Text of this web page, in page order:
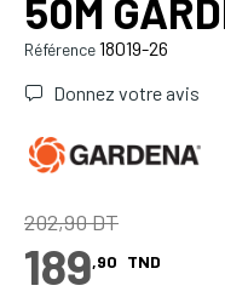
50M
Référence18019-26
Donnez votre avis
202,90 DT
189,90 TND